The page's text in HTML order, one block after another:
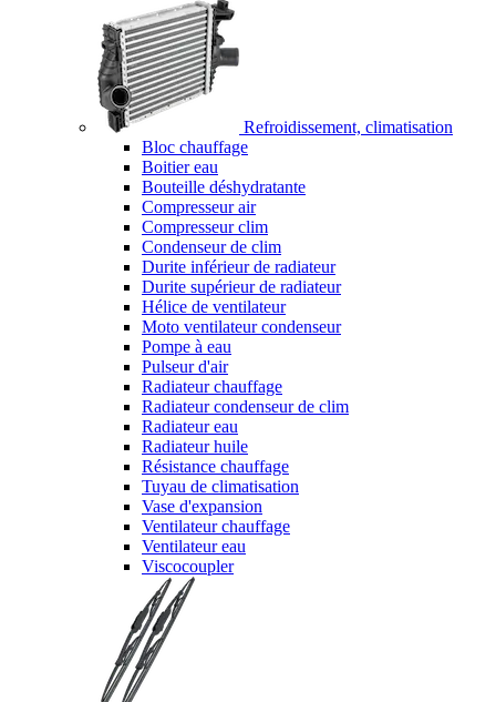
Refroidissement, climatisation
Bloc chauffage
Boitier eau
Bouteille déshydratante
Compresseur air
Compresseur clim
Condenseur de clim
Durite inférieur de radiateur
Durite supérieur de radiateur
Hélice de ventilateur
Moto ventilateur condenseur
Pompe à eau
Pulseur d'air
Radiateur chauffage
Radiateur condenseur de clim
Radiateur eau
Radiateur huile
Résistance chauffage
Tuyau de climatisation
Vase d'expansion
Ventilateur chauffage
Ventilateur eau
Viscocoupler